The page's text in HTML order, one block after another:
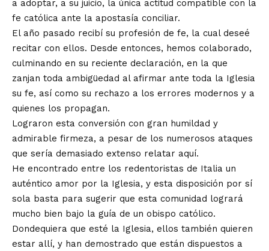
a adoptar, a su juicio, la única actitud compatible con la
fe católica ante la apostasía conciliar.
El año pasado recibí su profesión de fe, la cual deseé
recitar con ellos. Desde entonces, hemos colaborado,
culminando en su reciente declaración, en la que
zanjan toda ambigüedad al afirmar ante toda la Iglesia
su fe, así como su rechazo a los errores modernos y a
quienes los propagan.
Lograron esta conversión con gran humildad y
admirable firmeza, a pesar de los numerosos ataques
que sería demasiado extenso relatar aquí.
He encontrado entre los redentoristas de Italia un
auténtico amor por la Iglesia, y esta disposición por sí
sola basta para sugerir que esta comunidad logrará
mucho bien bajo la guía de un obispo católico.
Dondequiera que esté la Iglesia, ellos también quieren
estar allí, y han demostrado que están dispuestos a